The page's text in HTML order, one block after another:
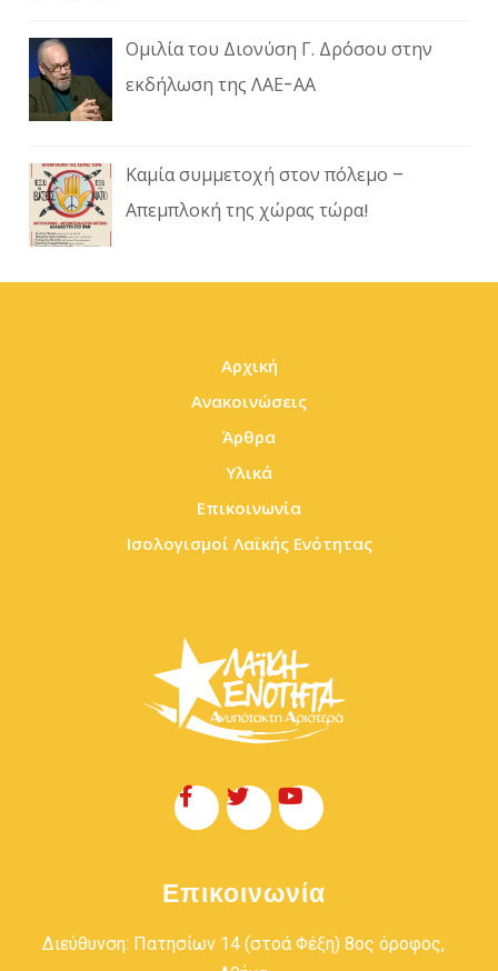
Ομιλία του Διονύση Γ. Δρόσου στην
εκδήλωση της ΛΑΕ-ΑΑ
Καμία συμμετοχή στον πόλεμο –
Απεμπλοκή της χώρας τώρα!
Αρχική
Ανακοινώσεις
Άρθρα
Υλικά
Επικοινωνία
Ισολογισμοί Λαϊκής Ενότητας
Επικοινωνία
Διεύθυνση: Πατησίων 14 (στοά Φέξη) 8ος όροφος,